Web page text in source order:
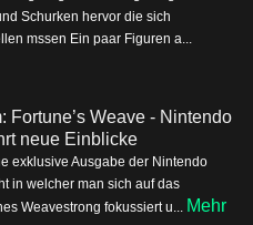
Schurken hervor die sich
mssen Ein paar Figuren a...
Fortune’s Weave - Nintendo
neue Einblicke
exklusive Ausgabe der Nintendo
in welcher man sich auf das
Weavestrong fokussiert u... Mehr